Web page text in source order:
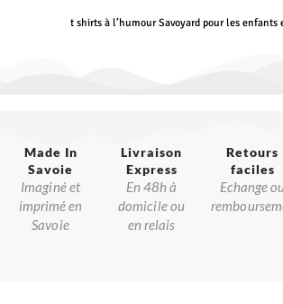
t shirts à l’humour Savoyard pour les enfants
Made In
Savoie​
Imaginé et
imprimé en
Savoie
Livraison
Express
En 48h à
domicile ou
en relais
Retours
faciles
Echange